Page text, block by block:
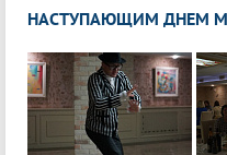
НАСТУПАЮЩИМ ДНЕМ